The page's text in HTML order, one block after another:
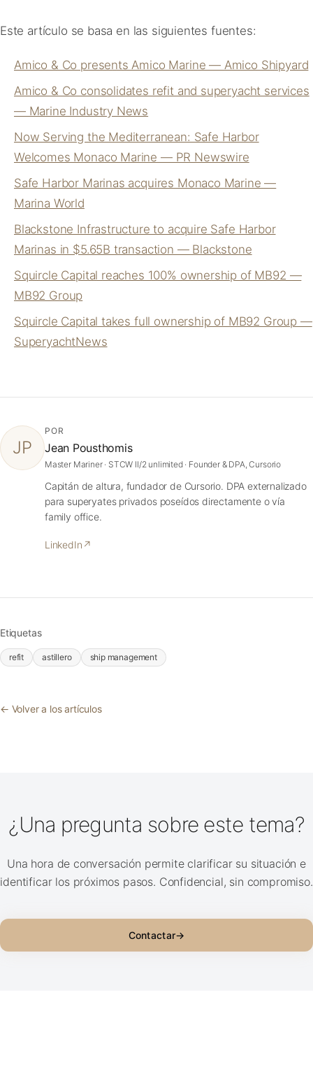
Este artículo se basa en las siguientes fuentes:
Amico & Co presents Amico Marine — Amico Shipyard
Amico & Co consolidates refit and superyacht services
— Marine Industry News
Now Serving the Mediterranean: Safe Harbor
Welcomes Monaco Marine — PR Newswire
Safe Harbor Marinas acquires Monaco Marine —
Marina World
Blackstone Infrastructure to acquire Safe Harbor
Marinas in $5.65B transaction — Blackstone
Squircle Capital reaches 100% ownership of MB92 —
MB92 Group
Squircle Capital takes full ownership of MB92 Group —
SuperyachtNews
JP
POR
Jean Pousthomis
Master Mariner · STCW II/2 unlimited · Founder & DPA, Cursorio
Capitán de altura, fundador de Cursorio. DPA externalizado
para superyates privados poseídos directamente o vía
family office.
LinkedIn ↗
Etiquetas
refit astillero ship management
← Volver a los artículos
¿Una pregunta sobre este tema?
Una hora de conversación permite clarificar su situación e
identificar los próximos pasos. Confidencial, sin compromiso.
Contactar→